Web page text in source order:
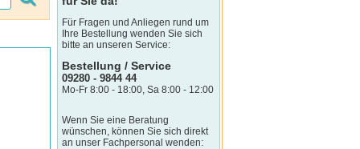
Für Fragen und Anliegen rund um
Ihre Bestellung wenden Sie sich
bitte an unseren Service:
Bestellung / Service
09280 - 9844 44
Mo-Fr 8:00 - 18:00, Sa 8:00 - 12:00
Wenn Sie eine Beratung
wünschen, können Sie sich direkt
an unser Fachpersonal wenden: